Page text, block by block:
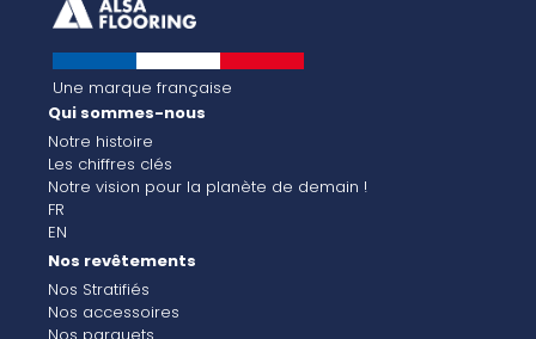
Une marque française
Qui sommes-nous
Notre histoire
Les chiffres clés
Notre vision pour la planète de demain !
FR
EN
Nos revêtements
Nos Stratifiés
Nos accessoires